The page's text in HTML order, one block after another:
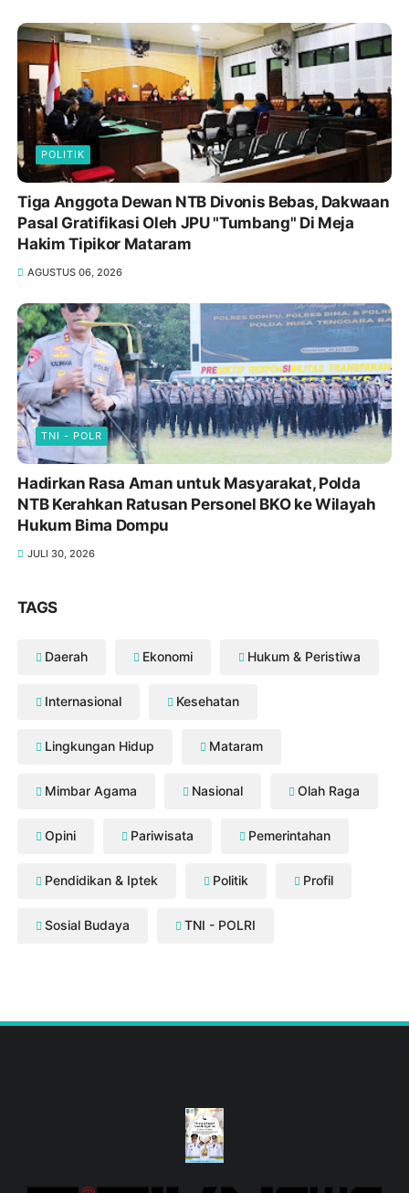
POLITIK
Tiga Anggota Dewan NTB Divonis Bebas, Dakwaan
Pasal Gratifikasi Oleh JPU "Tumbang" Di Meja
Hakim Tipikor Mataram
AGUSTUS 06, 2026
TNI - POLR
Hadirkan Rasa Aman untuk Masyarakat, Polda
NTB Kerahkan Ratusan Personel BKO ke Wilayah
Hukum Bima Dompu
JULI 30, 2026
TAGS
Daerah Ekonomi Hukum & Peristiwa
Internasional Kesehatan
Lingkungan Hidup Mataram
Mimbar Agama Nasional Olah Raga
Opini Pariwisata Pemerintahan
Pendidikan & Iptek Politik Profil
Sosial Budaya TNI - POLRI